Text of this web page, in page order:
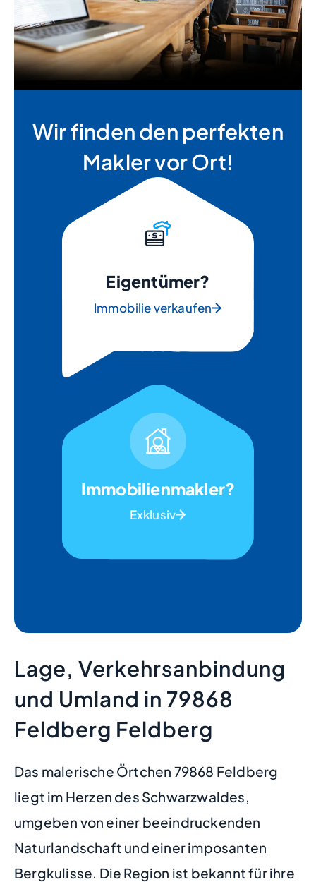
Wir finden den perfekten
Makler vor Ort!
Eigentümer?
Immobilie verkaufen
Immobilienmakler?
Exklusiv
Lage, Verkehrsanbindung
und Umland in 79868
Feldberg Feldberg
Das malerische Örtchen 79868 Feldberg
liegt im Herzen des Schwarzwaldes,
umgeben von einer beeindruckenden
Naturlandschaft und einer imposanten
Bergkulisse. Die Region ist bekannt für ihre